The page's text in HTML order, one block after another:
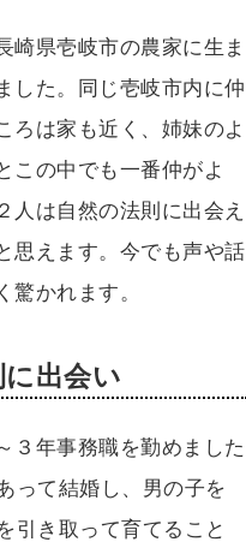
崎県壱岐市の農家に生ま
した。同じ壱岐市内に仲
ろは家も近く、姉妹のよ
この中でも一番仲がよ
人は自然の法則に出会え
思えます。今でも声や話
かれます。
出会い
３年事務職を勤めました
って結婚し、男の子を
引き取って育てること